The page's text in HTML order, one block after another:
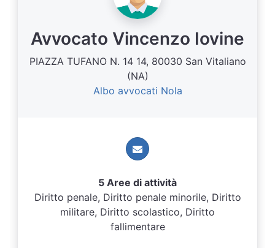
Avvocato Vincenzo Iovine
PIAZZA TUFANO N. 14 14, 80030 San Vitaliano
(NA)
Albo avvocati Nola
5 Aree di attività
Diritto penale, Diritto penale minorile, Diritto
militare, Diritto scolastico, Diritto
fallimentare